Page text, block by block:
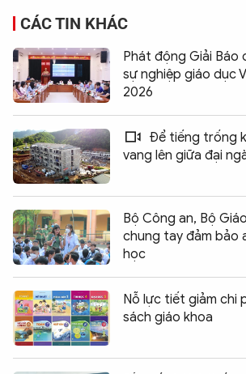
CÁC TIN KHÁC
Phát động Giải Báo
sự nghiệp giáo dục
2026
Để tiếng trống
vang lên giữa đại
Bộ Công an, Bộ
chung tay đảm bảo
học
Nỗ lực tiết giảm chi
sách giáo khoa